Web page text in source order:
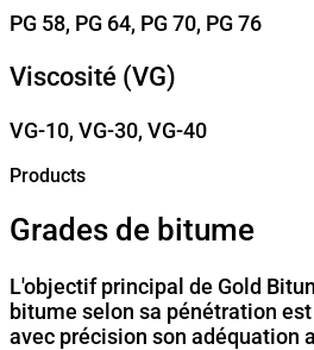
PG 58, PG 64, PG 70, PG 76
Viscosité (VG)
VG-10, VG-30, VG-40
Products
Grades de bitume
L'objectif principal de Gold
bitume selon sa pénétration
avec précision son adéquation